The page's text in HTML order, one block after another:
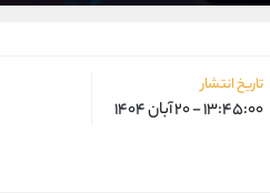
تاریخ انتشار
۱۳:۴۵:۰۰ - ۲۰ آبان ۱۴۰۴